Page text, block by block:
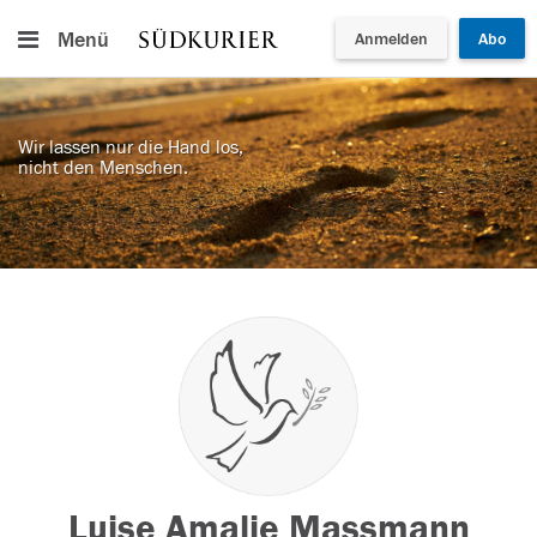
Menü Anmelden Abo
Wir lassen nur die Hand los,
nicht den Menschen.